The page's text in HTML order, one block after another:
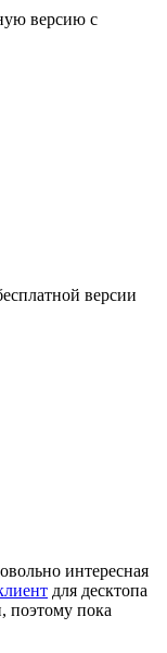
версию с
версии
интересная
для десктопа
поэтому пока